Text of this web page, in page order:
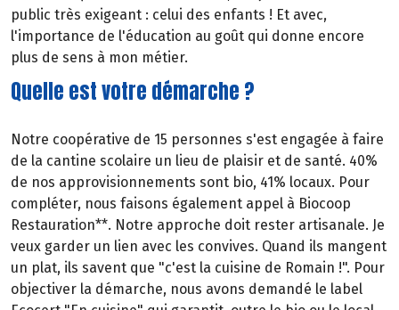
public très exigeant : celui des enfants ! Et avec,
l'importance de l'éducation au goût qui donne encore
plus de sens à mon métier.
Quelle est votre démarche ?
Notre coopérative de 15 personnes s'est engagée à faire
de la cantine scolaire un lieu de plaisir et de santé. 40%
de nos approvisionnements sont bio, 41% locaux. Pour
compléter, nous faisons également appel à Biocoop
Restauration**. Notre approche doit rester artisanale. Je
veux garder un lien avec les convives. Quand ils mangent
un plat, ils savent que "c'est la cuisine de Romain !". Pour
objectiver la démarche, nous avons demandé le label